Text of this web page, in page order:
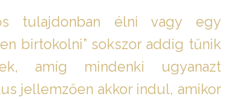
tulajdonban élni vagy egy
birtokolni” sokszor addig tűnik
amíg mindenki ugyanazt
jellemzően akkor indul, amikor